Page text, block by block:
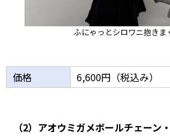
ふにゃっとシロワニ抱きま
価格 6,600円（税込み）
（2）アオウミガメボールチェーン